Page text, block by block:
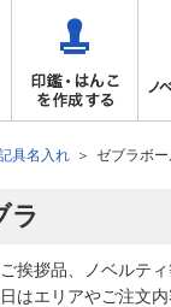
具名入れ ゼブラボ
ラ
挨拶品、ノベルテ
はエリアやご注文